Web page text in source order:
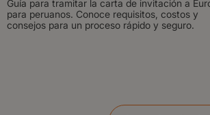
Guía para tramitar la carta de invitación a
para peruanos. Conoce requisitos, costos y
consejos para un proceso rápido y seguro.